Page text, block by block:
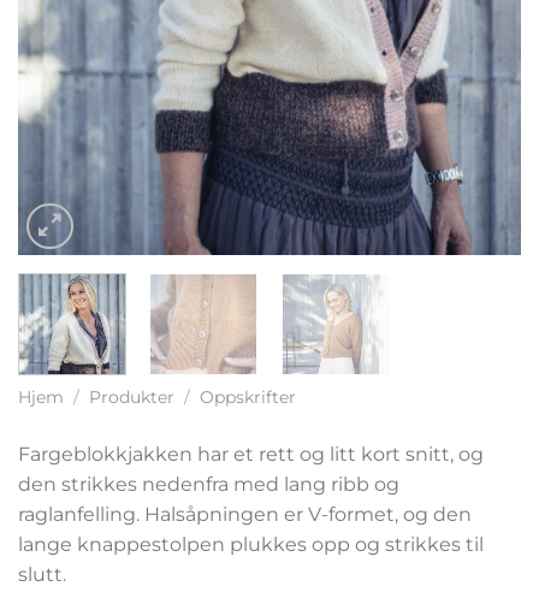
Hjem / Produkter / Oppskrifter
Fargeblokkjakken har et rett og litt kort snitt, og
den strikkes nedenfra med lang ribb og
raglanfelling. Halsåpningen er V-formet, og den
lange knappestolpen plukkes opp og strikkes til
slutt.